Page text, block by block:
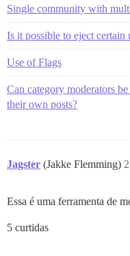
Single community with
Is it possible to eject certain
Use of Flags
Can category moderators
their own posts?
Jagster (Jakke Flemming) 2
Essa é uma ferramenta de
5 curtidas